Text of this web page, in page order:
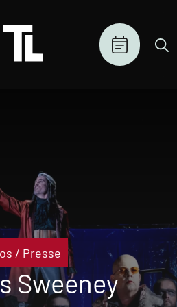
/ Presse
Sweeney